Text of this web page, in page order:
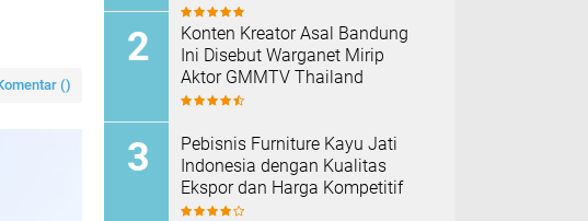
()
Konten Kreator Asal Bandung
Ini Disebut Warganet Mirip
Aktor GMMTV Thailand
Pebisnis Furniture Kayu Jati
Indonesia dengan Kualitas
Ekspor dan Harga Kompetitif